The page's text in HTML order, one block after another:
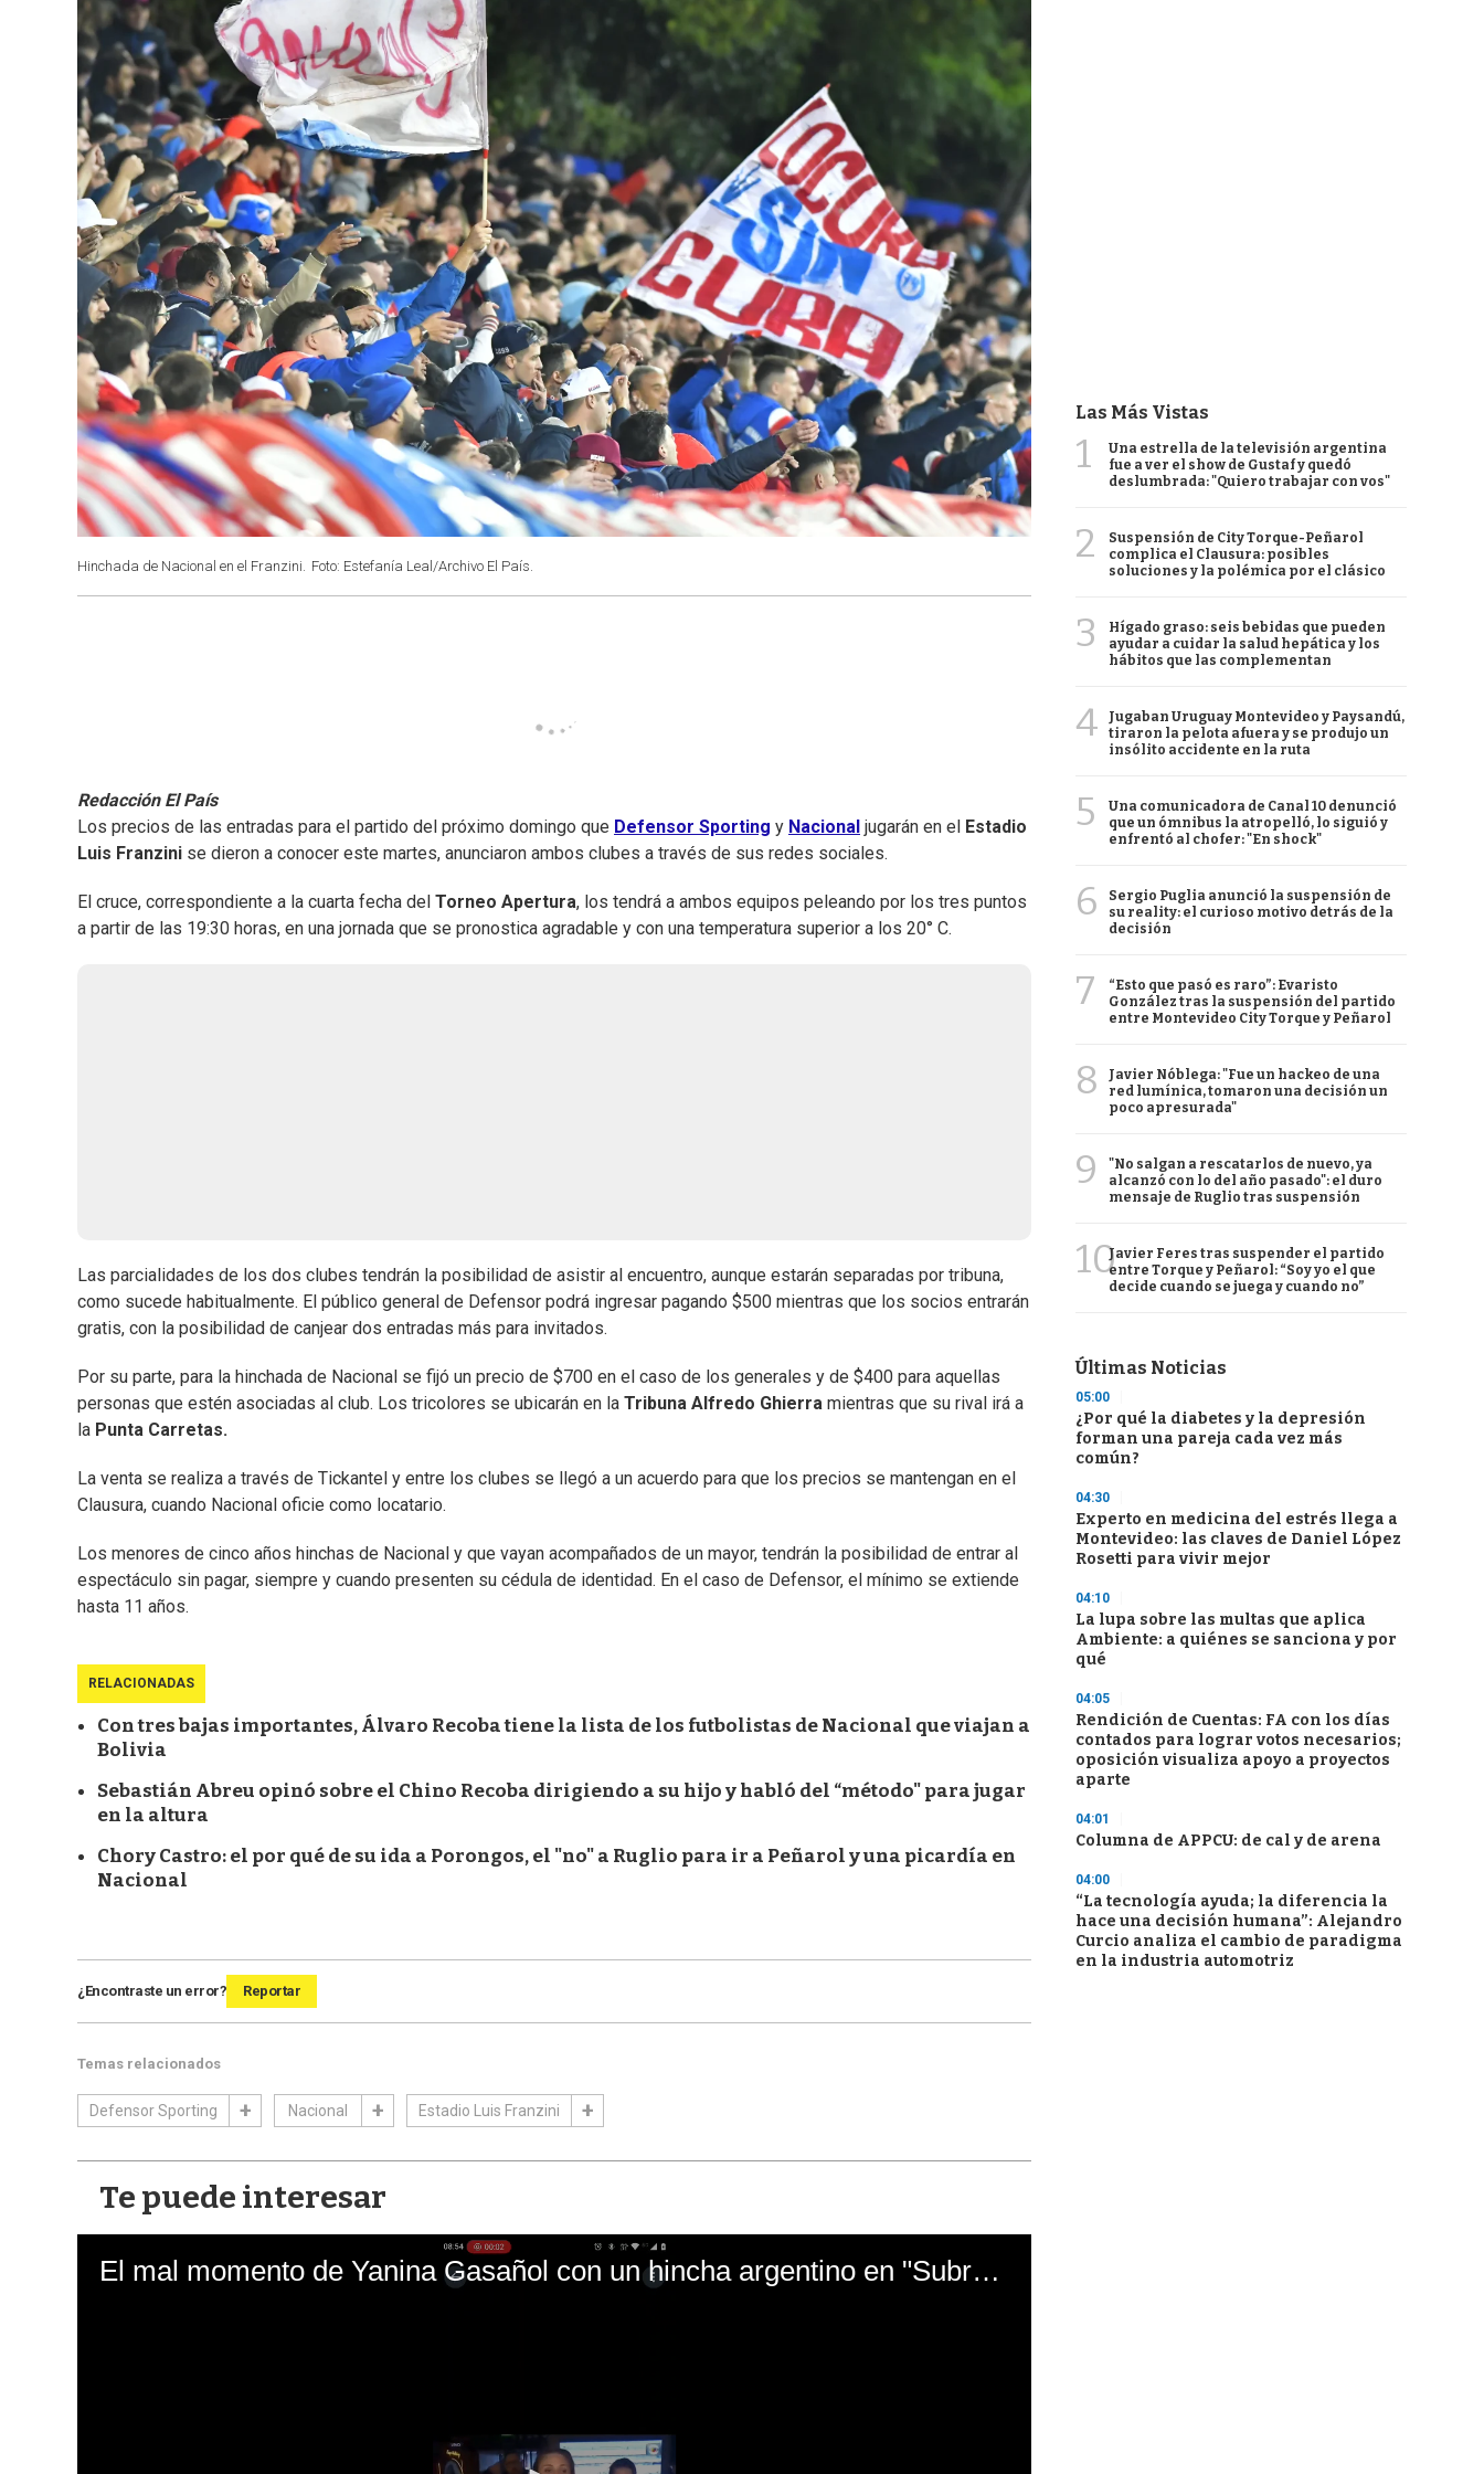
Hinchada de Nacional en el Franzini. Foto: Estefanía Leal/Archivo El País.
Redacción El País
Los precios de las entradas para el partido del próximo domingo que Defensor Sporting y Nacional jugarán en el
Estadio
Luis Franzini se dieron a conocer este martes, anunciaron ambos clubes a través de sus redes sociales.
El cruce, correspondiente a la cuarta fecha del Torneo Apertura, los tendrá a ambos equipos peleando por los tres puntos
a partir de las 19:30 horas, en una jornada que se pronostica agradable y con una temperatura superior a los 20° C.
Las parcialidades de los dos clubes tendrán la posibilidad de asistir al encuentro, aunque estarán separadas por tribuna,
como sucede habitualmente. El público general de Defensor podrá ingresar pagando $500 mientras que los socios entrarán
gratis, con la posibilidad de canjear dos entradas más para invitados.
Por su parte, para la hinchada de Nacional se fijó un precio de $700 en el caso de los generales y de $400 para aquellas
personas que estén asociadas al club. Los tricolores se ubicarán en la Tribuna Alfredo Ghierra mientras que su rival irá a
la Punta Carretas.
La venta se realiza a través de Tickantel y entre los clubes se llegó a un acuerdo para que los precios se mantengan en el
Clausura, cuando Nacional oficie como locatario.
Los menores de cinco años hinchas de Nacional y que vayan acompañados de un mayor, tendrán la posibilidad de entrar al
espectáculo sin pagar, siempre y cuando presenten su cédula de identidad. En el caso de Defensor, el mínimo se extiende
hasta 11 años.
RELACIONADAS
Con tres bajas importantes, Álvaro Recoba tiene la lista de los futbolistas de Nacional que viajan a
Bolivia
Sebastián Abreu opinó sobre el Chino Recoba dirigiendo a su hijo y habló del “método" para jugar
en la altura
Chory Castro: el por qué de su ida a Porongos, el "no" a Ruglio para ir a Peñarol y una picardía en
Nacional
¿Encontraste un error? Reportar
Temas relacionados
Defensor Sporting Nacional Estadio Luis Franzini
Te puede interesar
El mal momento de Yanina Gasañol con un hincha argentino en "Subrayado"
Las Más Vistas
1
Una estrella de la televisión argentina
fue a ver el show de Gustaf y quedó
deslumbrada: "Quiero trabajar con vos"
2
Suspensión de City Torque-Peñarol
complica el Clausura: posibles
soluciones y la polémica por el clásico
3
Hígado graso: seis bebidas que pueden
ayudar a cuidar la salud hepática y los
hábitos que las complementan
4
Jugaban Uruguay Montevideo y Paysandú,
tiraron la pelota afuera y se produjo un
insólito accidente en la ruta
5
Una comunicadora de Canal 10 denunció
que un ómnibus la atropelló, lo siguió y
enfrentó al chofer: "En shock"
6
Sergio Puglia anunció la suspensión de
su reality: el curioso motivo detrás de la
decisión
7
“Esto que pasó es raro”: Evaristo
González tras la suspensión del partido
entre Montevideo City Torque y Peñarol
8
Javier Nóblega: "Fue un hackeo de una
red lumínica, tomaron una decisión un
poco apresurada"
9
"No salgan a rescatarlos de nuevo, ya
alcanzó con lo del año pasado": el duro
mensaje de Ruglio tras suspensión
10Javier Feres tras suspender el partido
entre Torque y Peñarol: “Soy yo el que
decide cuando se juega y cuando no”
Últimas Noticias
05:00
¿Por qué la diabetes y la depresión
forman una pareja cada vez más
común?
04:30
Experto en medicina del estrés llega a
Montevideo: las claves de Daniel López
Rosetti para vivir mejor
04:10
La lupa sobre las multas que aplica
Ambiente: a quiénes se sanciona y por
qué
04:05
Rendición de Cuentas: FA con los días
contados para lograr votos necesarios;
oposición visualiza apoyo a proyectos
aparte
04:01
Columna de APPCU: de cal y de arena
04:00
“La tecnología ayuda; la diferencia la
hace una decisión humana”: Alejandro
Curcio analiza el cambio de paradigma
en la industria automotriz